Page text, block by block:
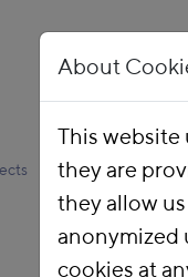
About
This website
they are
they allow
anonymized
cookies at